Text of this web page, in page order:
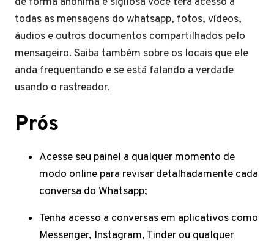
todas as mensagens do whatsapp, fotos, vídeos,
áudios e outros documentos compartilhados pelo
mensageiro. Saiba também sobre os locais que ele
anda frequentando e se está falando a verdade
usando o rastreador.
Prós
Acesse seu painel a qualquer momento de
modo online para revisar detalhadamente cada
conversa do Whatsapp;
Tenha acesso a conversas em aplicativos como
Messenger, Instagram, Tinder ou qualquer